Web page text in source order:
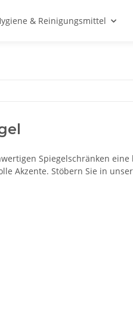
& Reinigungsmittel
Spiegelschränken
Akzente. Stöbern Sie in